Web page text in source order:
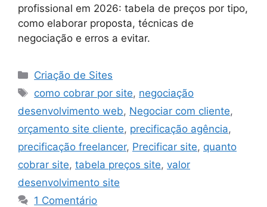
profissional em 2026: tabela de preços por tipo,
como elaborar proposta, técnicas de
negociação e erros a evitar.
Categorias
Criação de Sites
Tags
como cobrar por site, negociação
desenvolvimento web, Negociar com cliente,
orçamento site cliente, precificação agência,
precificação freelancer, Precificar site, quanto
cobrar site, tabela preços site, valor
desenvolvimento site
1 Comentário